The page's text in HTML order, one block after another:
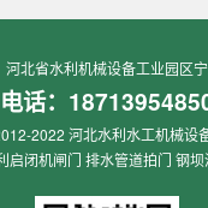
河北省水利机械设备工业园区
电话：
2022 河北水利水工机械设
启闭机闸门 排水管道拍门 钢